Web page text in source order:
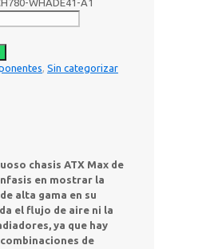
WHADE41-A1
, Sin categorizar
chasis ATX Max de
en mostrar la
alta gama en su
el flujo de aire ni la
ya que hay
de